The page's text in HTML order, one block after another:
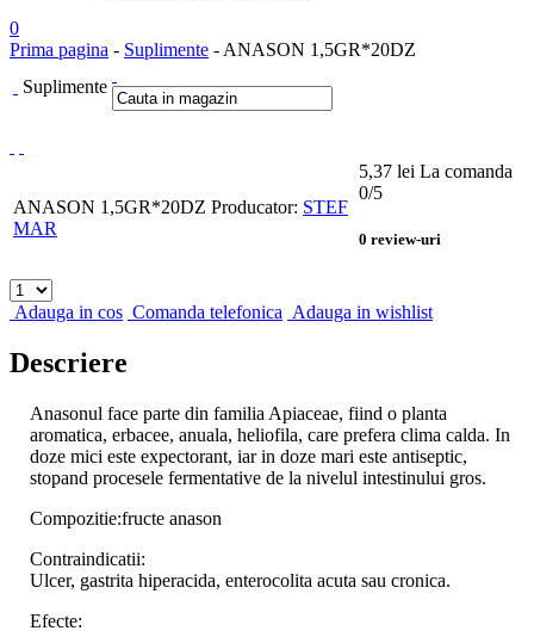
0
Prima pagina - Suplimente - ANASON 1,5GR*20DZ
Suplimente
ANASON 1,5GR*20DZ Producator: STEF
MAR
5,37 lei La comanda
0/5
0 review-uri
Adauga in cos Comanda telefonica Adauga in wishlist
Descriere
Anasonul face parte din familia Apiaceae, fiind o planta
aromatica, erbacee, anuala, heliofila, care prefera clima calda. In
doze mici este expectorant, iar in doze mari este antiseptic,
stopand procesele fermentative de la nivelul intestinului gros.
Compozitie:fructe anason
Contraindicatii:
Ulcer, gastrita hiperacida, enterocolita acuta sau cronica.
Efecte: